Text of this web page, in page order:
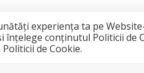
experiența ta pe
conținutul Politicii de
de Cookie.